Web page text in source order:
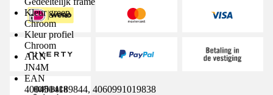
Kleur greep
Chroom
Kleur profiel
Chroom
AKN
JN4M
EAN
4004514189844, 4060991019838